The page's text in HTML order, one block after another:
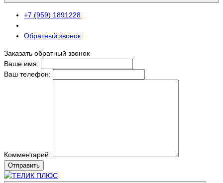
+7 (959) 1891228
Обратный звонок
Заказать обратный звонок
Ваше имя:
Ваш телефон:
Комментарий:
Отправить